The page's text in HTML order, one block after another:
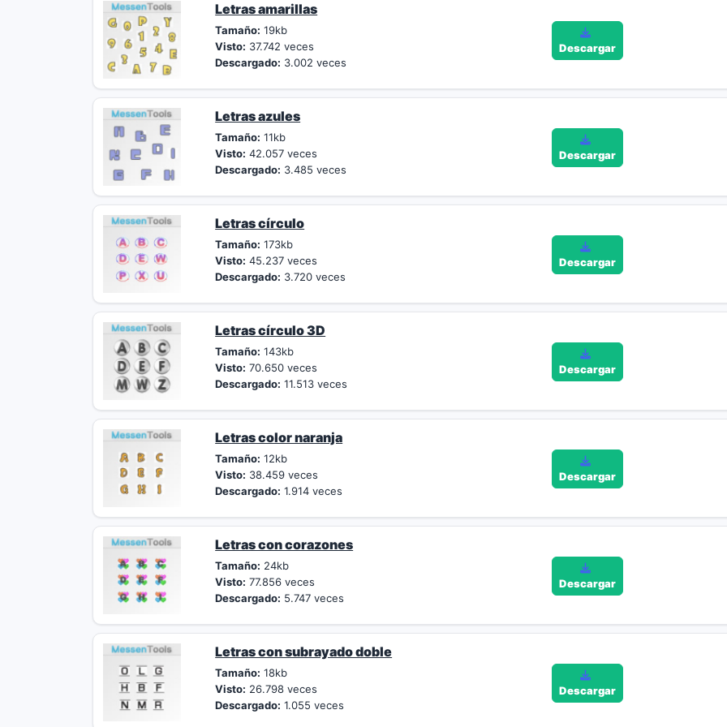
Letras amarillas
Tamaño: 19kb
Visto: 37.742 veces
Descargado: 3.002 veces
Descargar
Letras azules
Tamaño: 11kb
Visto: 42.057 veces
Descargado: 3.485 veces
Descargar
Letras círculo
Tamaño: 173kb
Visto: 45.237 veces
Descargado: 3.720 veces
Descargar
Letras círculo 3D
Tamaño: 143kb
Visto: 70.650 veces
Descargado: 11.513 veces
Descargar
Letras color naranja
Tamaño: 12kb
Visto: 38.459 veces
Descargado: 1.914 veces
Descargar
Letras con corazones
Tamaño: 24kb
Visto: 77.856 veces
Descargado: 5.747 veces
Descargar
Letras con subrayado doble
Tamaño: 18kb
Visto: 26.798 veces
Descargado: 1.055 veces
Descargar